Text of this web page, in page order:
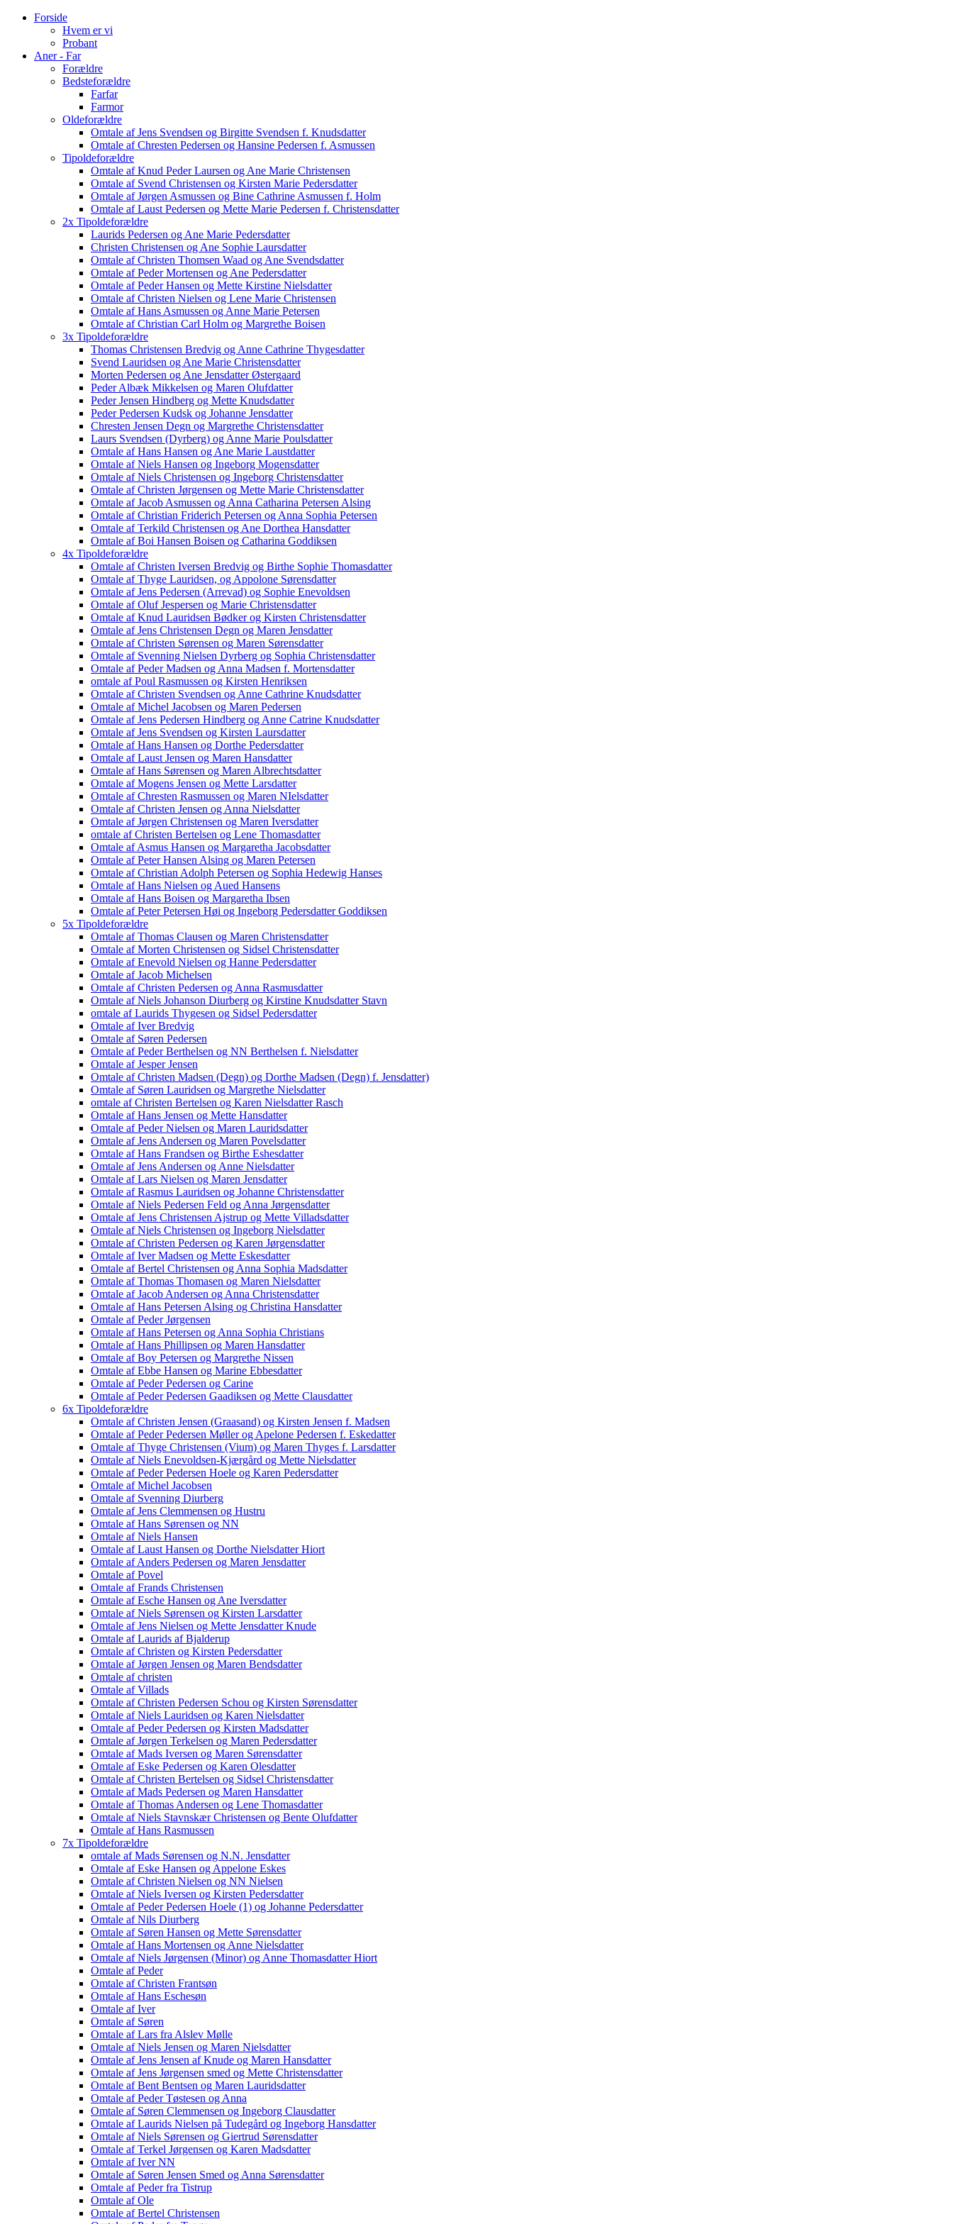
Forside
Hvem er vi
Probant
Aner - Far
Forældre
Bedsteforældre
Farfar
Farmor
Oldeforældre
Omtale af Jens Svendsen og Birgitte Svendsen f. Knudsdatter
Omtale af Chresten Pedersen og Hansine Pedersen f. Asmussen
Tipoldeforældre
Omtale af Knud Peder Laursen og Ane Marie Christensen
Omtale af Svend Christensen og Kirsten Marie Pedersdatter
Omtale af Jørgen Asmussen og Bine Cathrine Asmussen f. Holm
Omtale af Laust Pedersen og Mette Marie Pedersen f. Christensdatter
2x Tipoldeforældre
Laurids Pedersen og Ane Marie Pedersdatter
Christen Christensen og Ane Sophie Laursdatter
Omtale af Christen Thomsen Waad og Ane Svendsdatter
Omtale af Peder Mortensen og Ane Pedersdatter
Omtale af Peder Hansen og Mette Kirstine Nielsdatter
Omtale af Christen Nielsen og Lene Marie Christensen
Omtale af Hans Asmussen og Anne Marie Petersen
Omtale af Christian Carl Holm og Margrethe Boisen
3x Tipoldeforældre
Thomas Christensen Bredvig og Anne Cathrine Thygesdatter
Svend Lauridsen og Ane Marie Christensdatter
Morten Pedersen og Ane Jensdatter Østergaard
Peder Albæk Mikkelsen og Maren Olufdatter
Peder Jensen Hindberg og Mette Knudsdatter
Peder Pedersen Kudsk og Johanne Jensdatter
Chresten Jensen Degn og Margrethe Christensdatter
Laurs Svendsen (Dyrberg) og Anne Marie Poulsdatter
Omtale af Hans Hansen og Ane Marie Laustdatter
Omtale af Niels Hansen og Ingeborg Mogensdatter
Omtale af Niels Christensen og Ingeborg Christensdatter
Omtale af Christen Jørgensen og Mette Marie Christensdatter
Omtale af Jacob Asmussen og Anna Catharina Petersen Alsing
Omtale af Christian Friderich Petersen og Anna Sophia Petersen
Omtale af Terkild Christensen og Ane Dorthea Hansdatter
Omtale af Boi Hansen Boisen og Catharina Goddiksen
4x Tipoldeforældre
Omtale af Christen Iversen Bredvig og Birthe Sophie Thomasdatter
Omtale af Thyge Lauridsen, og Appolone Sørensdatter
Omtale af Jens Pedersen (Arrevad) og Sophie Enevoldsen
Omtale af Oluf Jespersen og Marie Christensdatter
Omtale af Knud Lauridsen Bødker og Kirsten Christensdatter
Omtale af Jens Christensen Degn og Maren Jensdatter
Omtale af Christen Sørensen og Maren Sørensdatter
Omtale af Svenning Nielsen Dyrberg og Sophia Christensdatter
Omtale af Peder Madsen og Anna Madsen f. Mortensdatter
omtale af Poul Rasmussen og Kirsten Henriksen
Omtale af Christen Svendsen og Anne Cathrine Knudsdatter
Omtale af Michel Jacobsen og Maren Pedersen
Omtale af Jens Pedersen Hindberg og Anne Catrine Knudsdatter
Omtale af Jens Svendsen og Kirsten Laursdatter
Omtale af Hans Hansen og Dorthe Pedersdatter
Omtale af Laust Jensen og Maren Hansdatter
Omtale af Hans Sørensen og Maren Albrechtsdatter
Omtale af Mogens Jensen og Mette Larsdatter
Omtale af Chresten Rasmussen og Maren NIelsdatter
Omtale af Christen Jensen og Anna Nielsdatter
Omtale af Jørgen Christensen og Maren Iversdatter
omtale af Christen Bertelsen og Lene Thomasdatter
Omtale af Asmus Hansen og Margaretha Jacobsdatter
Omtale af Peter Hansen Alsing og Maren Petersen
Omtale af Christian Adolph Petersen og Sophia Hedewig Hanses
Omtale af Hans Nielsen og Aued Hansens
Omtale af Hans Boisen og Margaretha Ibsen
Omtale af Peter Petersen Høi og Ingeborg Pedersdatter Goddiksen
5x Tipoldeforældre
Omtale af Thomas Clausen og Maren Christensdatter
Omtale af Morten Christensen og Sidsel Christensdatter
Omtale af Enevold Nielsen og Hanne Pedersdatter
Omtale af Jacob Michelsen
Omtale af Christen Pedersen og Anna Rasmusdatter
Omtale af Niels Johanson Diurberg og Kirstine Knudsdatter Stavn
omtale af Laurids Thygesen og Sidsel Pedersdatter
Omtale af Iver Bredvig
Omtale af Søren Pedersen
Omtale af Peder Berthelsen og NN Berthelsen f. Nielsdatter
Omtale af Jesper Jensen
Omtale af Christen Madsen (Degn) og Dorthe Madsen (Degn) f. Jensdatter)
Omtale af Søren Lauridsen og Margrethe Nielsdatter
omtale af Christen Bertelsen og Karen Nielsdatter Rasch
Omtale af Hans Jensen og Mette Hansdatter
Omtale af Peder Nielsen og Maren Lauridsdatter
Omtale af Jens Andersen og Maren Povelsdatter
Omtale af Hans Frandsen og Birthe Eshesdatter
Omtale af Jens Andersen og Anne Nielsdatter
Omtale af Lars Nielsen og Maren Jensdatter
Omtale af Rasmus Lauridsen og Johanne Christensdatter
Omtale af Niels Pedersen Feld og Anna Jørgensdatter
Omtale af Jens Christensen Ajstrup og Mette Villadsdatter
Omtale af Niels Christensen og Ingeborg Nielsdatter
Omtale af Christen Pedersen og Karen Jørgensdatter
Omtale af Iver Madsen og Mette Eskesdatter
Omtale af Bertel Christensen og Anna Sophia Madsdatter
Omtale af Thomas Thomasen og Maren Nielsdatter
Omtale af Jacob Andersen og Anna Christensdatter
Omtale af Hans Petersen Alsing og Christina Hansdatter
Omtale af Peder Jørgensen
Omtale af Hans Petersen og Anna Sophia Christians
Omtale af Hans Phillipsen og Maren Hansdatter
Omtale af Boy Petersen og Margrethe Nissen
Omtale af Ebbe Hansen og Marine Ebbesdatter
Omtale af Peder Pedersen og Carine
Omtale af Peder Pedersen Gaadiksen og Mette Clausdatter
6x Tipoldeforældre
Omtale af Christen Jensen (Graasand) og Kirsten Jensen f. Madsen
Omtale af Peder Pedersen Møller og Apelone Pedersen f. Eskedatter
Omtale af Thyge Christensen (Vium) og Maren Thyges f. Larsdatter
Omtale af Niels Enevoldsen-Kjærgård og Mette Nielsdatter
Omtale af Peder Pedersen Hoele og Karen Pedersdatter
Omtale af Michel Jacobsen
Omtale af Svenning Diurberg
Omtale af Jens Clemmensen og Hustru
Omtale af Hans Sørensen og NN
Omtale af Niels Hansen
Omtale af Laust Hansen og Dorthe Nielsdatter Hiort
Omtale af Anders Pedersen og Maren Jensdatter
Omtale af Povel
Omtale af Frands Christensen
Omtale af Esche Hansen og Ane Iversdatter
Omtale af Niels Sørensen og Kirsten Larsdatter
Omtale af Jens Nielsen og Mette Jensdatter Knude
Omtale af Laurids af Bjalderup
Omtale af Christen og Kirsten Pedersdatter
Omtale af Jørgen Jensen og Maren Bendsdatter
Omtale af christen
Omtale af Villads
Omtale af Christen Pedersen Schou og Kirsten Sørensdatter
Omtale af Niels Lauridsen og Karen Nielsdatter
Omtale af Peder Pedersen og Kirsten Madsdatter
Omtale af Jørgen Terkelsen og Maren Pedersdatter
Omtale af Mads Iversen og Maren Sørensdatter
Omtale af Eske Pedersen og Karen Olesdatter
Omtale af Christen Bertelsen og Sidsel Christensdatter
Omtale af Mads Pedersen og Maren Hansdatter
Omtale af Thomas Andersen og Lene Thomasdatter
Omtale af Niels Stavnskær Christensen og Bente Olufdatter
Omtale af Hans Rasmussen
7x Tipoldeforældre
omtale af Mads Sørensen og N.N. Jensdatter
Omtale af Eske Hansen og Appelone Eskes
Omtale af Christen Nielsen og NN Nielsen
Omtale af Niels Iversen og Kirsten Pedersdatter
Omtale af Peder Pedersen Hoele (1) og Johanne Pedersdatter
Omtale af Nils Diurberg
Omtale af Søren Hansen og Mette Sørensdatter
Omtale af Hans Mortensen og Anne Nielsdatter
Omtale af Niels Jørgensen (Minor) og Anne Thomasdatter Hiort
Omtale af Peder
Omtale af Christen Frantsøn
Omtale af Hans Eschesøn
Omtale af Iver
Omtale af Søren
Omtale af Lars fra Alslev Mølle
Omtale af Niels Jensen og Maren Nielsdatter
Omtale af Jens Jensen af Knude og Maren Hansdatter
Omtale af Jens Jørgensen smed og Mette Christensdatter
Omtale af Bent Bentsen og Maren Lauridsdatter
Omtale af Peder Tøstesen og Anna
Omtale af Søren Clemmensen og Ingeborg Clausdatter
Omtale af Laurids Nielsen på Tudegård og Ingeborg Hansdatter
Omtale af Niels Sørensen og Giertrud Sørensdatter
Omtale af Terkel Jørgensen og Karen Madsdatter
Omtale af Iver NN
Omtale af Søren Jensen Smed og Anna Sørensdatter
Omtale af Peder fra Tistrup
Omtale af Ole
Omtale af Bertel Christensen